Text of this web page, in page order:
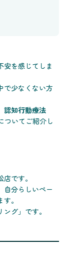
安を感じてしま
で少なくない方
認知行動療法
ついてご紹介し
です。
自分らしいペー
。
グ」です。